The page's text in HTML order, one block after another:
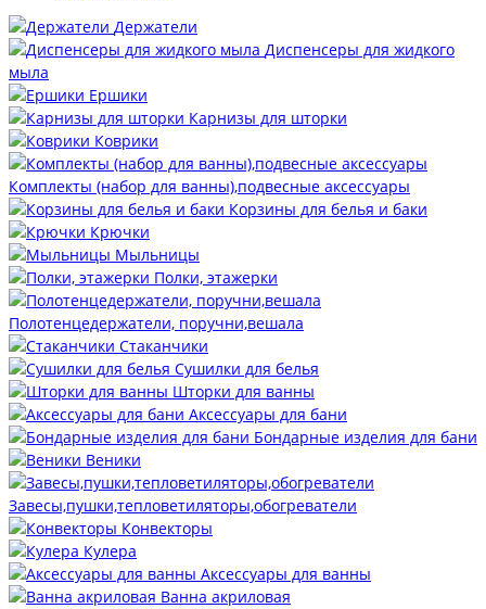
Держатели
Диспенсеры для жидкого
мыла
Ершики
Карнизы для шторки
Коврики
Комплекты (набор для ванны),подвесные аксессуары
Корзины для белья и баки
Крючки
Мыльницы
Полки, этажерки
Полотенцедержатели, поручни,вешала
Стаканчики
Сушилки для белья
Шторки для ванны
Аксессуары для бани
Бондарные изделия для бани
Веники
Завесы,пушки,тепловетиляторы,обогреватели
Конвекторы
Кулера
Аксессуары для ванны
Ванна акриловая